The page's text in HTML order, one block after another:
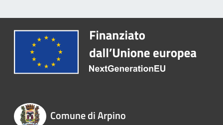
Comune di Arpino